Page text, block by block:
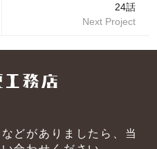
24話
Next Project
どがありましたら、当